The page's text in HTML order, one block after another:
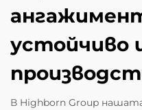
устойчиво
В Highborn Group